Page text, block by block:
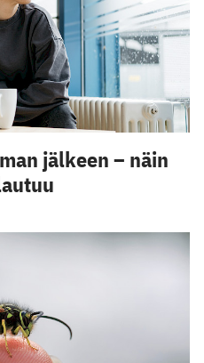
jälkeen – näin